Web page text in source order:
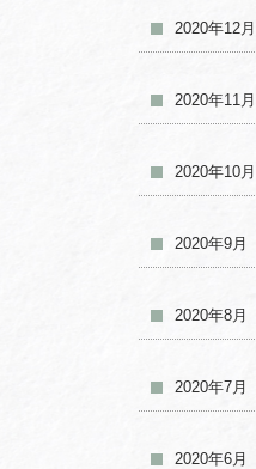
2020年12月
2020年11月
2020年10月
2020年9月
2020年8月
2020年7月
2020年6月